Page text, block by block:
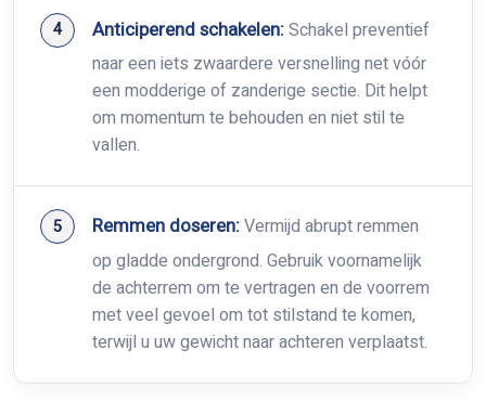
Anticiperend schakelen:Schakel preventief
naar een iets zwaardere versnelling net vóór
een modderige of zanderige sectie. Dit helpt
om momentum te behouden en niet stil te
vallen.
Remmen doseren:Vermijd abrupt remmen
op gladde ondergrond. Gebruik voornamelijk
de achterrem om te vertragen en de voorrem
met veel gevoel om tot stilstand te komen,
terwijl u uw gewicht naar achteren verplaatst.